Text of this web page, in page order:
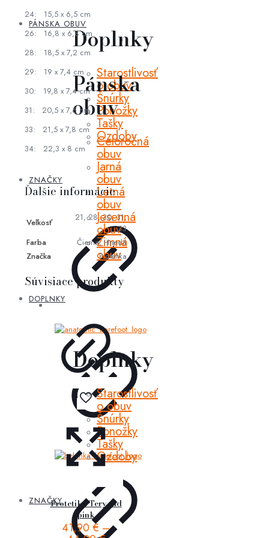
Doplnky
Starostlivosť
o obuv
Šnúrky
Ponožky
Tašky
Ozdoby
ZNAČKY
PÁNSKA OBUV
Pánska
obuv
Celoročná
obuv
Jarná
obuv
Letná
obuv
Jesenná
obuv
Zimná
obuv
DOPLNKY
Doplnky
Starostlivosť
o obuv
Šnúrky
Ponožky
Tašky
Ozdoby
ZNAČKY
24: 15,5 x 6,5 cm
26: 16,8 x 6,8 cm
28: 18,5 x 7,2 cm
29: 19 x 7,4 cm
30: 19,8 x 7,4 cm
31: 20,5 x 7,6 cm
33: 21,5 x 7,8 cm
34: 22,3 x 8 cm
Ďalšie informácie
Veľkosť
21, 28, 30, 31,
33
Farba
Čierna, Hnedá
Značka
Protetika
Súvisiace produkty
Protetika Tery old
pink
41,90€ –